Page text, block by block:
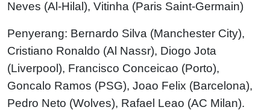
Neves (Al-Hilal), Vitinha (Paris Saint-Germain)
Penyerang: Bernardo Silva (Manchester City),
Cristiano Ronaldo (Al Nassr), Diogo Jota
(Liverpool), Francisco Conceicao (Porto),
Goncalo Ramos (PSG), Joao Felix (Barcelona),
Pedro Neto (Wolves), Rafael Leao (AC Milan).